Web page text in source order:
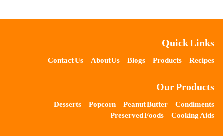
Quick Links
Recipes
Products
Blogs
About Us
Contact Us
Our Products
Condiments
Peanut Butter
Popcorn
Desserts
Cooking Aids
Preserved Foods